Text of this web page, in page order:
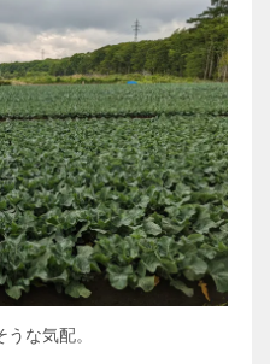
な気配。